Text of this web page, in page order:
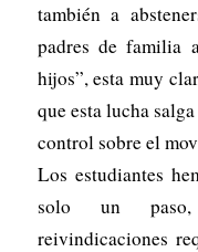
también a
padres de familia
hijos”, esta muy
que esta lucha
control sobre el
Los estudiantes
solo un paso,
reivindicaciones